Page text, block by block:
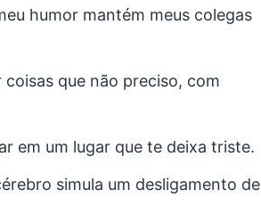
humor mantém meus colegas
que não preciso, com
em um lugar que te deixa triste.
simula um desligamento de